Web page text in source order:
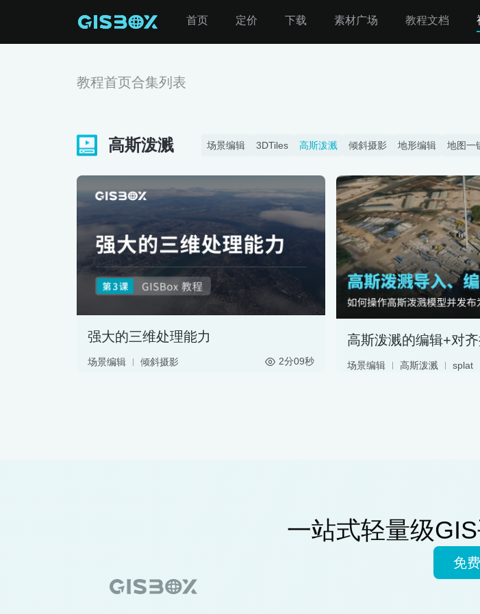
首页 定价 下载 素材广场 教程文档
教程首页合集列表
高斯泼溅 场景编辑 3DTiles 高斯泼溅 倾斜摄影 地形编辑 地图一
强大的三维处理能力
场景编辑
倾斜摄影
2分09秒 场景编辑 高斯泼溅
splat
一站式轻量级
免